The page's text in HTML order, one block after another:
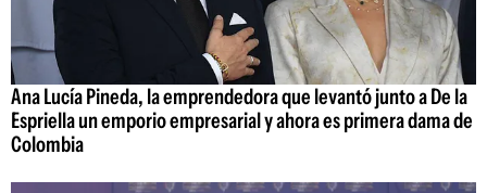
Ana Lucía Pineda, la emprendedora que levantó junto a De la
Espriella un emporio empresarial y ahora es primera dama de
Colombia